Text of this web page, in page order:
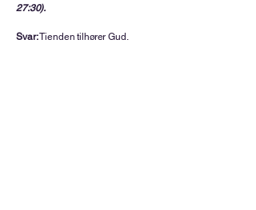
27:30).
Svar:Tienden tilhører Gud.